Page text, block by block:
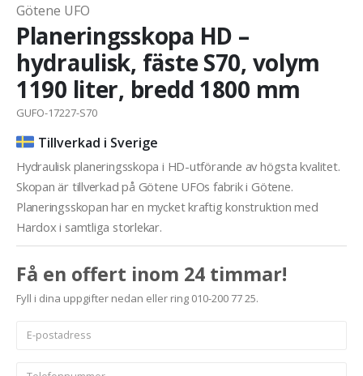
Götene UFO
Planeringsskopa HD –
hydraulisk, fäste S70, volym
1190 liter, bredd 1800 mm
GUFO-17227-S70
Tillverkad i Sverige
Hydraulisk planeringsskopa i HD-utförande av högsta kvalitet.
Skopan är tillverkad på Götene UFOs fabrik i Götene.
Planeringsskopan har en mycket kraftig konstruktion med
Hardox i samtliga storlekar.
Få en offert inom 24 timmar!
Fyll i dina uppgifter nedan eller ring 010-200 77 25.